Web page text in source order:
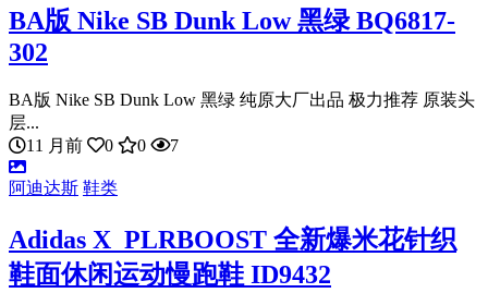
BA版 Nike SB Dunk Low 黑绿 BQ6817-
302
BA版 Nike SB Dunk Low 黑绿 纯原大厂出品 极力推荐 原装头
层...
11 月前
0 0 7
阿迪达斯 鞋类
Adidas X_PLRBOOST 全新爆米花针织
鞋面休闲运动慢跑鞋 ID9432